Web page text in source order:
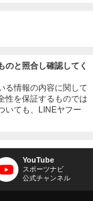
のと照合し確認してく
る情報の内容に関して
性を保証するものでは
いても、LINEヤフー
YouTube
スポーツナビ
公式チャンネル